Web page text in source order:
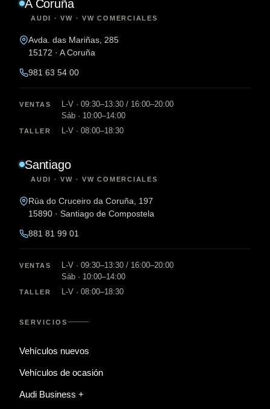
A Coruña
AUDI · VW · VW COMERCIALES
Avda. das Mariñas, 285
15172 · A Coruña
981 63 54 00
VENTAS
L-V · 09:30–13:30 / 16:00–20:00
Sáb · 10:00–14:00
TALLER L-V · 08:00–18:30
Santiago
AUDI · VW · VW COMERCIALES
Rúa do Cruceiro da Coruña, 197
15890 · Santiago de Compostela
881 81 99 01
VENTAS
L-V · 09:30–13:30 / 16:00–20:00
Sáb · 10:00–14:00
TALLER L-V · 08:00–18:30
SERVICIOS
Vehículos nuevos
Vehículos de ocasión
Audi Business +